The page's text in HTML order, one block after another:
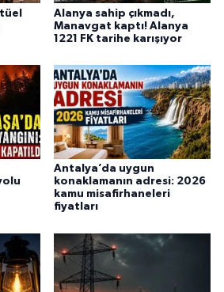
Alanya sahip çıkmadı,
Manavgat kaptı! Alanya
1221 FK tarihe karışıyor
Antalya’da uygun
konaklamanın adresi: 2026
kamu misafirhaneleri
fiyatları